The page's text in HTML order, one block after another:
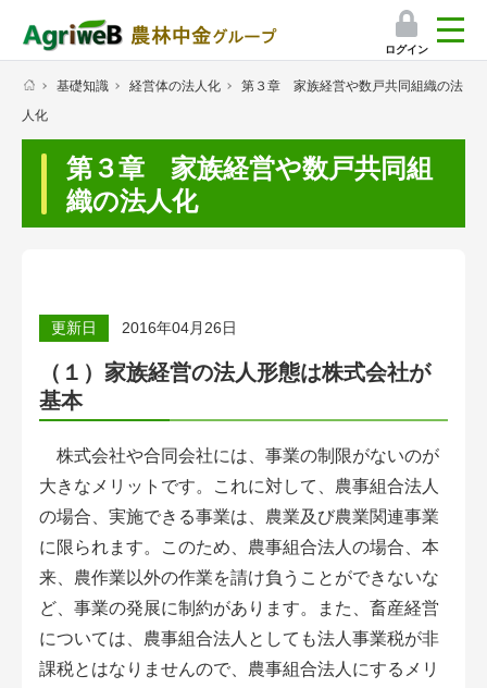
ログイン
検索
マイページ
プレミアムサービス
プレミアムサービスのご紹介
会員限定コンテンツ（無料）
会員登録無料 アグリウェブの使い方
AgriweBダイレクトメッセージ
イベント・プロジェクト掲示板
経営アシストチャット
基礎知識 経営体の法人化
第３章 家族経営や数戸共同組織の法
人化
第３章 家族経営や数戸共同組
織の法人化
更新日 2016年04月26日
（１）家族経営の法人形態は株式会社が
基本
株式会社や合同会社には、事業の制限がないのが
大きなメリットです。これに対して、農事組合法人
の場合、実施できる事業は、農業及び農業関連事業
に限られます。このため、農事組合法人の場合、本
来、農作業以外の作業を請け負うことができないな
ど、事業の発展に制約があります。また、畜産経営
については、農事組合法人としても法人事業税が非
課税とはなりませんので、農事組合法人にするメリ